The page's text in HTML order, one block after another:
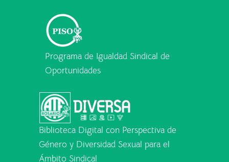
Programa de Igualdad Sindical de
Oportunidades
Biblioteca Digital con Perspectiva de
Género y Diversidad Sexual para el
Ámbito Sindical